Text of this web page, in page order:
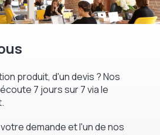
produit, d'un devis ? Nos
7 jours sur 7 via le
demande et l'un de nos